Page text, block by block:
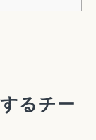
るチー